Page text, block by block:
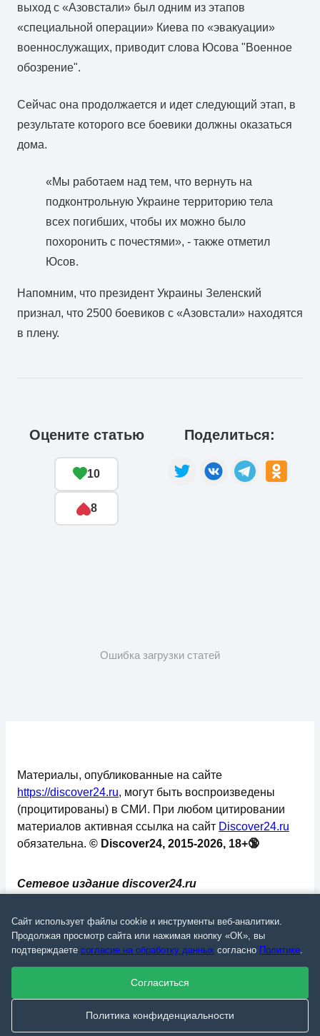
выход с «Азовстали» был одним из этапов
«специальной операции» Киева по «эвакуации»
военнослужащих, приводит слова Юсова "Военное
обозрение".
Сейчас она продолжается и идет следующий этап, в
результате которого все боевики должны оказаться
дома.
«Мы работаем над тем, что вернуть на
подконтрольную Украине территорию тела
всех погибших, чтобы их можно было
похоронить с почестями», - также отметил
Юсов.
Напомним, что президент Украины Зеленский
признал, что 2500 боевиков с «Азовстали» находятся
в плену.
Оцените статью
10
8
Поделиться:
Ошибка загрузки статей
✅ 📄 💬 🔐 📝 ⚙️
Сетевое издание discover24.ru
надзору в сфере связи, информационных
технологий и массовых коммуникаций
(Роскомнадзор). Регистрационный номер: ЭЛ №
ФС 77 - 73793.
Материалы, опубликованные на сайте
https://discover24.ru, могут быть воспроизведены
(процитированы) в СМИ. При любом цитировании
материалов активная ссылка на сайт Discover24.ru
обязательна. © Discover24, 2015-2026, 18+🔞
Сайт использует файлы cookie и инструменты веб-аналитики.
Продолжая просмотр сайта или нажимая кнопку «ОК», вы
подтверждаете согласие на обработку данных согласно Политике.
Согласиться
Политика конфиденциальности